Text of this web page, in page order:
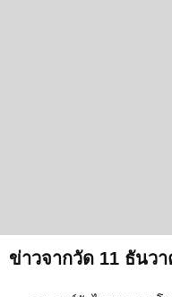
ข่าวจากวัด 11 ธันว